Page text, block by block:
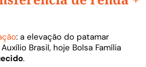
: a elevação do patamar
Brasil, hoje Bolsa Família
.